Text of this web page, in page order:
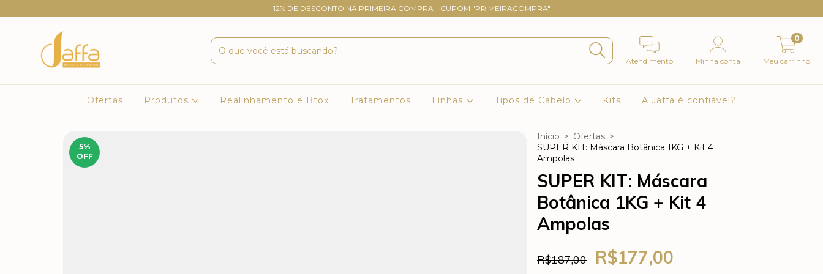
12% DE DESCONTO NA PRIMEIRA COMPRA - CUPOM "PRIMEIRACOMPRA"
Atendimento Minha conta Meu carrinho
0
Ofertas Produtos Realinhamento e Btox Tratamentos Linhas Tipos de Cabelo Kits A Jaffa é confiável?
5%
OFF
Início > Ofertas >
SUPER KIT: Máscara Botânica 1KG + Kit 4
Ampolas
SUPER KIT: Máscara
Botânica 1KG + Kit 4
Ampolas
R$187,00 R$177,00